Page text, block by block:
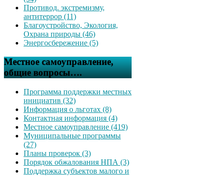
Противод. экстремизму,
антитеррор (11)
Благоустройство, Экология,
Охрана природы (46)
Энергосбережение (5)
Местное самоуправление,
общие вопросы….
Программа поддержки местных
инициатив (32)
Информация о льготах (8)
Контактная информация (4)
Местное самоуправление (419)
Муниципальные программы
(27)
Планы проверок (3)
Порядок обжалования НПА (3)
Поддержка субъектов малого и